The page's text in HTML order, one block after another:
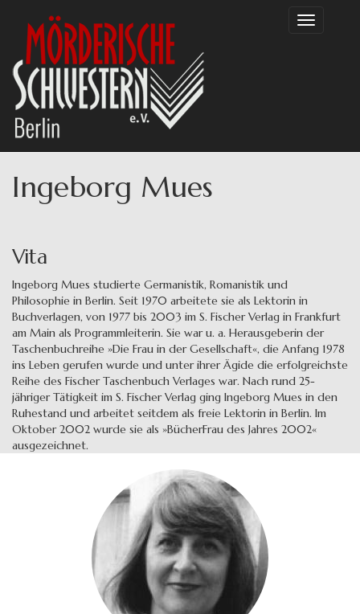
Inhalt
Toggle
Ingeborg Mues
Vita
Ingeborg Mues studierte Germanistik, Romanistik und
Philosophie in Berlin. Seit 1970 arbeitete sie als Lektorin in
Buchverlagen, von 1977 bis 2003 im S. Fischer Verlag in Frankfurt
am Main als Programmleiterin. Sie war u. a. Herausgeberin der
Taschenbuchreihe »Die Frau in der Gesellschaft«, die Anfang 1978
ins Leben gerufen wurde und unter ihrer Ägide die erfolgreichste
Reihe des Fischer Taschenbuch Verlages war. Nach rund 25-
jähriger Tätigkeit im S. Fischer Verlag ging Ingeborg Mues in den
Ruhestand und arbeitet seitdem als freie Lektorin in Berlin. Im
Oktober 2002 wurde sie als »BücherFrau des Jahres 2002«
ausgezeichnet.